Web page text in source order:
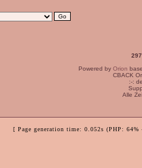
Powered by Orion
CBACK
:-:
Alle
[ Page generation time: 0.052s (PHP: